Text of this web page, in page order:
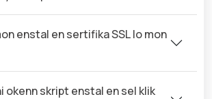
enstal en sertifika SSL lo mon
okenn skript enstal en sel klik